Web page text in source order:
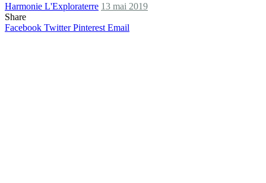
Harmonie L'Exploraterre 13 mai 2019
Share
Facebook Twitter Pinterest Email